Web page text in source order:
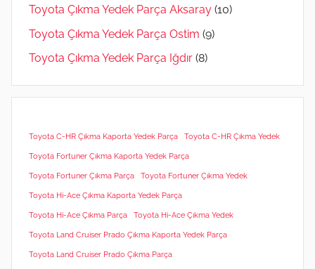
Toyota Çıkma Yedek Parça Aksaray (10)
Toyota Çıkma Yedek Parça Ostim (9)
Toyota Çıkma Yedek Parça Iğdır (8)
Toyota C-HR Çıkma Kaporta Yedek Parça Toyota C-HR Çıkma Yedek
Toyota Fortuner Çıkma Kaporta Yedek Parça
Toyota Fortuner Çıkma Parça Toyota Fortuner Çıkma Yedek
Toyota Hi-Ace Çıkma Kaporta Yedek Parça
Toyota Hi-Ace Çıkma Parça Toyota Hi-Ace Çıkma Yedek
Toyota Land Cruiser Prado Çıkma Kaporta Yedek Parça
Toyota Land Cruiser Prado Çıkma Parça